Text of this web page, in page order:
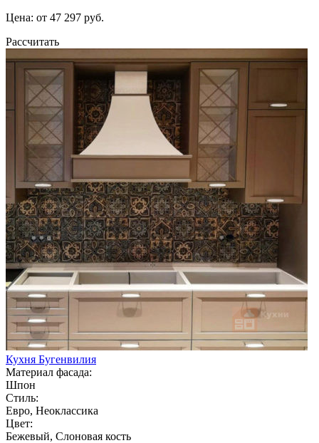
Цена: от 47 297 руб.
Рассчитать
Кухня Бугенвилия
Материал фасада:
Шпон
Стиль:
Евро, Неоклассика
Цвет:
Бежевый, Слоновая кость